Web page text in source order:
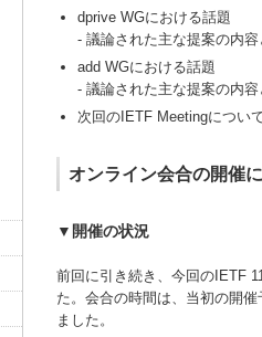
dprive WGにおける話題
- 議論された主な提案の内
add WGにおける話題
- 議論された主な提案の内
次回のIETF Meetingについ
オンライン会合の開催
▼開催の状況
前回に引き続き、今回のIETF
た。会合の時間は、当初の開
ました。